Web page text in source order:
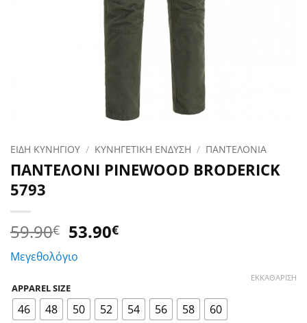
ΕΙΔΗ ΚΥΝΗΓΙΟΥ / ΚΥΝΗΓΕΤΙΚΗ ΕΝΔΥΣΗ / ΠΑΝΤΕΛΟΝΙΑ
ΠΑΝΤΕΛΟΝΙ PINEWOOD BRODERICK
5793
59.90€ Original
was:
59.90€.
53.90€Η
53.90€.
Μεγεθολόγιο
APPAREL SIZE
46 48 50 52 54 56 58 60
ΕΚΚΑΘΆΡΙΣΗ